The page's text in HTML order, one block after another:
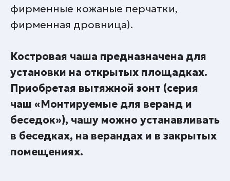
фирменные кожаные перчатки,
фирменная дровница).
Костровая чаша предназначена для
установки на открытых площадках.
Приобретая вытяжной зонт (серия
чаш «Монтируемые для веранд и
беседок»), чашу можно устанавливать
в беседках, на верандах и в закрытых
помещениях.